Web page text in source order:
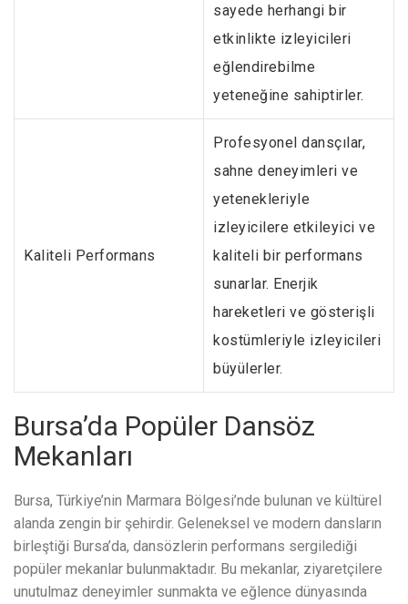
sayede herhangi bir
etkinlikte izleyicileri
eğlendirebilme
yeteneğine sahiptirler.
Kaliteli Performans
Profesyonel dansçılar,
sahne deneyimleri ve
yetenekleriyle
izleyicilere etkileyici ve
kaliteli bir performans
sunarlar. Enerjik
hareketleri ve gösterişli
kostümleriyle izleyicileri
büyülerler.
Bursa’da Popüler Dansöz
Mekanları
Bursa, Türkiye’nin Marmara Bölgesi’nde bulunan ve kültürel
alanda zengin bir şehirdir. Geleneksel ve modern dansların
birleştiği Bursa’da, dansözlerin performans sergilediği
popüler mekanlar bulunmaktadır. Bu mekanlar, ziyaretçilere
unutulmaz deneyimler sunmakta ve eğlence dünyasında